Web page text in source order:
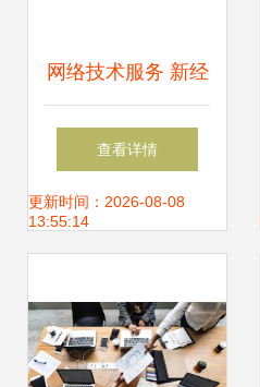
网络技术服务 新经
济时代的价值引擎
查看详情
更新时间：2026-08-08
13:55:14